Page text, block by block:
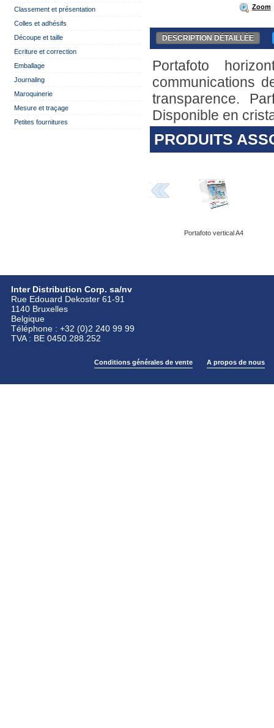
Classement et présentation
Colles et adhésifs
Découpe et taille
Ecriture et correction
Emballage
Journaling
Maroquinerie
Mesure et traçage
Petites fournitures
Zoom
DESCRIPTION DÉTAILLÉE
Portafoto
communications
transparence.
Disponible en
PRODUITS
Portafoto vertical A4
Inter Distribution Corp. sa/nv
Rue Edouard Dekoster 61-91
1140 Bruxelles
Belgique
Téléphone : +32 (0)2 240 99 99
TVA : BE 0450.288.252
Conditions générales de vente A propos de nous